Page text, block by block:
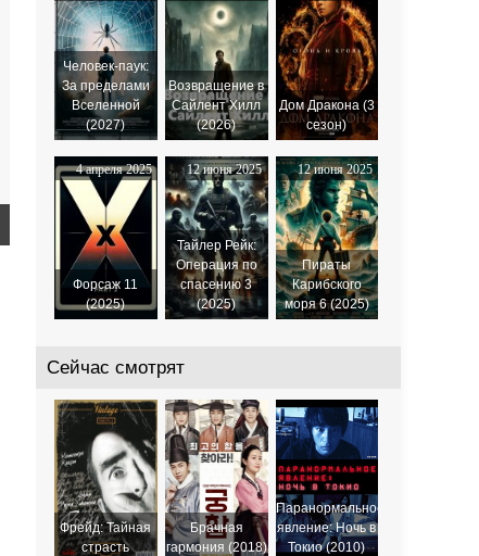
2024
Человек-паук:
За пределами
Вселенной
(2027)
2026
Возвращение в
Сайлент Хилл
(2026)
2025
Дом Дракона (3
сезон)
4 апреля 2025
Форсаж 11
(2025)
12 июня 2025
Тайлер Рейк:
Операция по
спасению 3
(2025)
12 июня 2025
Пираты
Карибского
моря 6 (2025)
Сейчас смотрят
Фрейд: Тайная
страсть
Брачная
гармония (2018)
Паранормальное
явление: Ночь в
Токио (2010)